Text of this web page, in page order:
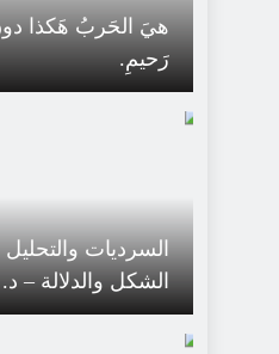
هيَ الحَربُ هَكذا
رَحيمِ.
السرديات
الشكل والدلالة –
يقطين